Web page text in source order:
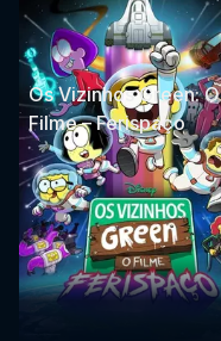
Os Vizinhos Green: O
Filme – Ferispaço